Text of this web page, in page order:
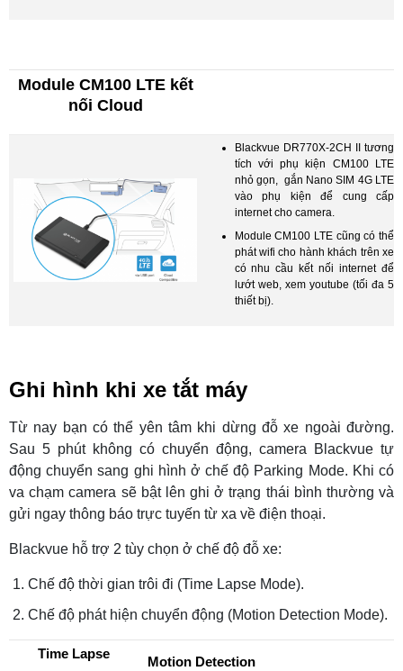
Module CM100 LTE kết
nối Cloud
Blackvue DR770X-2CH II tương
tích với phụ kiện CM100 LTE
nhỏ gọn, gắn Nano SIM 4G LTE
vào phụ kiện để cung cấp
internet cho camera.
Module CM100 LTE cũng có thể
phát wifi cho hành khách trên xe
có nhu cầu kết nối internet để
lướt web, xem youtube (tối đa 5
thiết bị).
Ghi hình khi xe tắt máy
Từ nay bạn có thể yên tâm khi dừng đỗ xe ngoài đường.
Sau 5 phút không có chuyển động, camera Blackvue tự
động chuyển sang ghi hình ở chế độ Parking Mode. Khi có
va chạm camera sẽ bật lên ghi ở trạng thái bình thường và
gửi ngay thông báo trực tuyến từ xa về điện thoại.
Blackvue hỗ trợ 2 tùy chọn ở chế độ đỗ xe:
Chế độ thời gian trôi đi (Time Lapse Mode).
Chế độ phát hiện chuyển động (Motion Detection Mode).
Time Lapse
Motion Detection